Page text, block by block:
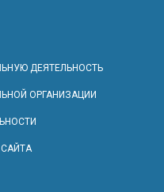
ДЕЯТЕЛЬНОСТЬ
ОРГАНИЗАЦИИ